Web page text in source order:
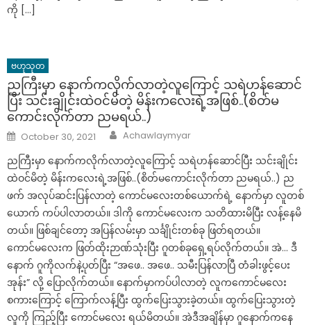
ကို […]
ဗဟုသုတ
ညကြီးမှာ နောက်ကလိုက်လာတဲ့လူကြောင့် သရဲဟန်ဆောင်
ပြီး သင်းချိုင်းထဲဝင်မိတဲ့ မိန်းကလေးရဲ့အဖြစ်..(စိတ်မ
ကောင်းလိုက်တာ ညမရယ်..)
Posted
on
October 30, 2021 Author
Achawlaymyar
ညကြီးမှာ နောက်ကလိုက်လာတဲ့လူကြောင့် သရဲဟန်ဆောင်ပြီး သင်းချိုင်း
ထဲဝင်မိတဲ့ မိန်းကလေးရဲ့အဖြစ်..(စိတ်မကောင်းလိုက်တာ ညမရယ်..) ည
ဖက် အလုပ်ဆင်းပြန်လာတဲ့ ကောင်မလေးတစ်ယောက်ရဲ့ နောက်မှာ လူတစ်
ယောက် ကပ်ပါလာတယ်။ ဒါကို ကောင်မလေးက သတိထားမိပြီး လန့်နေမိ
တယ်။ ဖြစ်ချင်တော့ အပြန်လမ်းမှာ သင်္ချိုင်းတစ်ခု ဖြတ်ရတယ်။
ကောင်မလေးက ဖြတ်ထိုးဉာဏ်သုံးပြီး ဂူတစ်ခုရှေ့ရပ်လိုက်တယ်။ အဲ… ဒီ
နောက် ဂူကိုလက်နဲ့ပုတ်ပြီး “အဖေ.. အဖေ.. သမီးပြန်လာပြီ တံခါးဖွင့်ပေး
အုန်း” လို့ ပြောလိုက်တယ်။ နောက်မှာကပ်ပါလာတဲ့ လူကကောင်မလေး
စကားကြောင့် ကြောက်လန့်ပြီး ထွက်ပြေးသွားခဲ့တယ်။ ထွက်ပြေးသွားတဲ့
လူကို ကြည့်ပြီး ကောင်မလေး ရယ်မိတယ်။ အဲဒီအချိန်မှာ ဂူနောက်ကနေ